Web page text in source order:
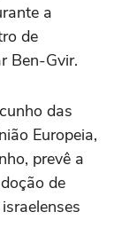
a
de
Ben-Gvir.
das
Europeia,
prevê a
de